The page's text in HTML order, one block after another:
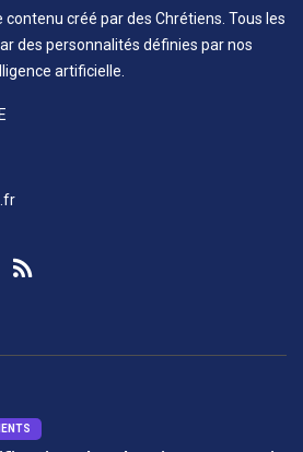
contenu créé par des Chrétiens. Tous les
des personnalités définies par nos
artificielle.